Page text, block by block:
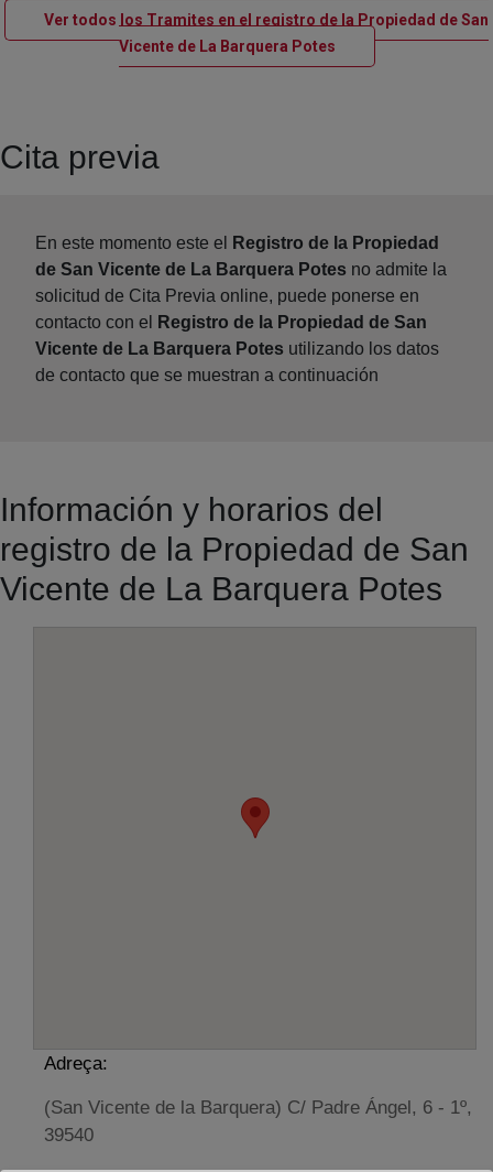
Ver todos los Tramites en el registro de la Propiedad de San
Vicente de La Barquera PotesVentana nueva
Cita previa
En este momento este el
Registro de la Propiedad
de San Vicente de La Barquera Potes no admite la
solicitud de Cita Previa online, puede ponerse en
contacto con el
Registro de la Propiedad de San
Vicente de La Barquera Potes utilizando los datos
de contacto que se muestran a continuación
Información y horarios del
registro de la Propiedad de San
Vicente de La Barquera Potes
Adreça:
(San Vicente de la Barquera) C/ Padre Ángel, 6 - 1º,
39540